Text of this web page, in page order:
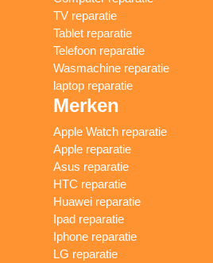
TV reparatie
Tablet reparatie
Telefoon reparatie
Wasmachine reparatie
laptop reparatie
Merken
Apple Watch reparatie
Apple reparatie
Asus reparatie
HTC reparatie
Huawei reparatie
Ipad reparatie
Iphone reparatie
LG reparatie